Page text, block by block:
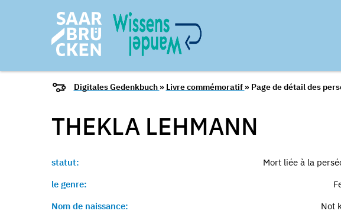
Digitales Gedenkbuch » Livre commémoratif » Page de détail des
THEKLA LEHMANN
statut:
Mort liée à la
le genre:
Nom de naissance:
Not